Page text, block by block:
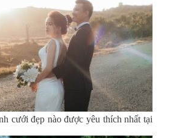
cưới đẹp nào được yêu thích nhất tại